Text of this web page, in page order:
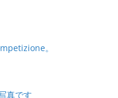
。
真です